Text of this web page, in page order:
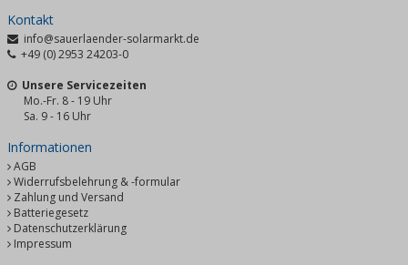
Kontakt
info@sauerlaender-solarmarkt.de
+49 (0) 2953 24203-0
Unsere Servicezeiten
Mo.-Fr. 8 - 19 Uhr
Sa. 9 - 16 Uhr
Informationen
AGB
Widerrufsbelehrung & -formular
Zahlung und Versand
Batteriegesetz
Datenschutzerklärung
Impressum